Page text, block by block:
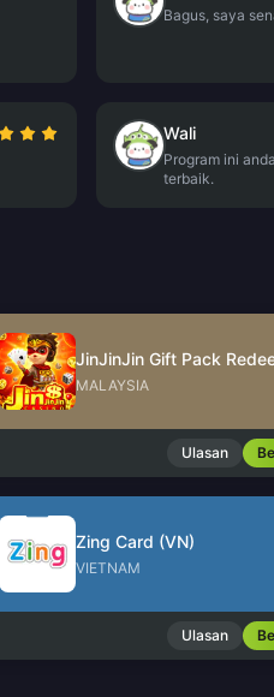
Bagus, saya
Wali
Program ini
terbaik.
MALAYSIA
Ulasan
Zing Card (VN)
VIETNAM
Ulasan